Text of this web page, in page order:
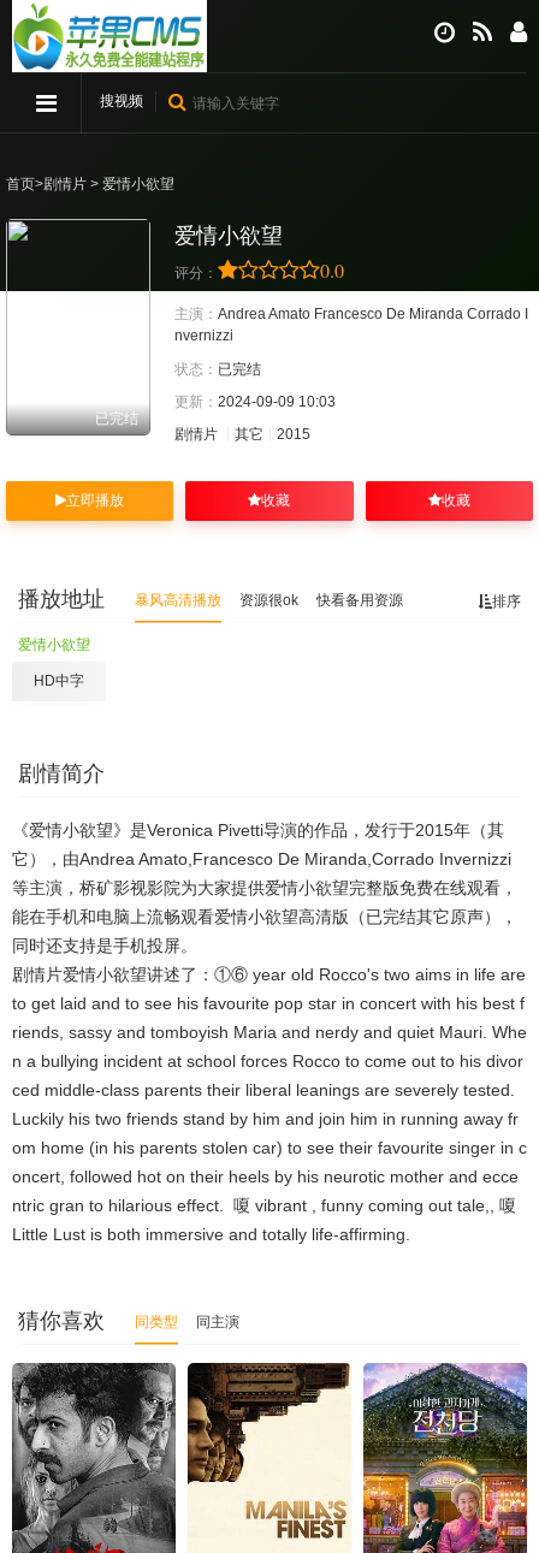
搜视频
首页>剧情片 > 爱情小欲望
已完结
爱情小欲望
评分： 0.0
主演： Andrea Amato Francesco De Miranda Corrado I
nvernizzi
状态： 已完结
更新： 2024-09-09 10:03
剧情片
其它 2015
立即播放 收藏 收藏
排序
播放地址 暴风高清播放 资源很ok 快看备用资源
爱情小欲望
HD中字
剧情简介
《爱情小欲望》是Veronica Pivetti导演的作品，发行于2015年（其
它），由Andrea Amato,Francesco De Miranda,Corrado Invernizzi
等主演，桥矿影视影院为大家提供爱情小欲望完整版免费在线观看，
能在手机和电脑上流畅观看爱情小欲望高清版（已完结其它原声），
同时还支持是手机投屏。
剧情片爱情小欲望讲述了：①⑥ year old Rocco's two aims in life are
to get laid and to see his favourite pop star in concert with his best f
riends, sassy and tomboyish Maria and nerdy and quiet Mauri. Whe
n a bullying incident at school forces Rocco to come out to his divor
ced middle-class parents their liberal leanings are severely tested.
Luckily his two friends stand by him and join him in running away fr
om home (in his parents stolen car) to see their favourite singer in c
oncert, followed hot on their heels by his neurotic mother and ecce
ntric gran to hilarious effect. 嗄 vibrant , funny coming out tale,, 嗄
Little Lust is both immersive and totally life-affirming.
猜你喜欢 同类型 同主演